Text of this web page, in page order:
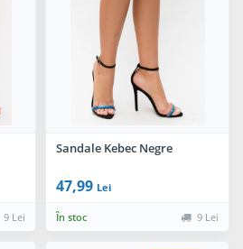
9 Lei
Sandale Kebec Negre
47,99 Lei
În stoc 9 Lei